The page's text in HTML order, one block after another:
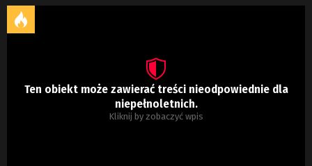
Ten obiekt może zawierać treści nieodpowiednie dla
niepełnoletnich.
Kliknij by zobaczyć wpis